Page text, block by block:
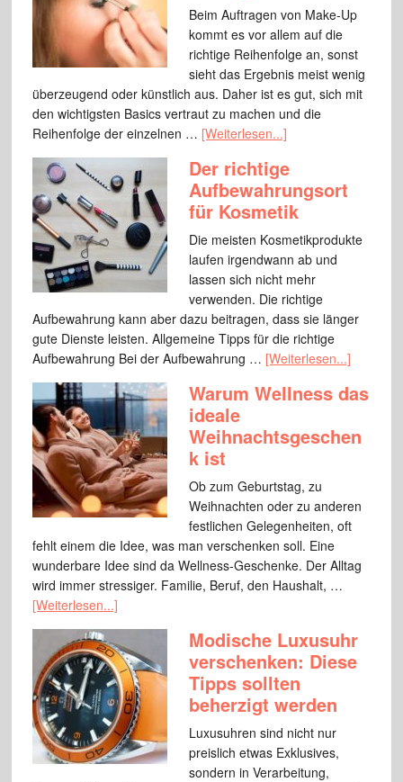
Beim Auftragen von Make-Up
kommt es vor allem auf die
richtige Reihenfolge an, sonst
sieht das Ergebnis meist wenig
überzeugend oder künstlich aus. Daher ist es gut, sich mit
den wichtigsten Basics vertraut zu machen und die
Reihenfolge der einzelnen … [Weiterlesen...]
Der richtige
Aufbewahrungsort
für Kosmetik
Die meisten Kosmetikprodukte
laufen irgendwann ab und
lassen sich nicht mehr
verwenden. Die richtige
Aufbewahrung kann aber dazu beitragen, dass sie länger
gute Dienste leisten. Allgemeine Tipps für die richtige
Aufbewahrung Bei der Aufbewahrung … [Weiterlesen...]
Warum Wellness das
ideale
Weihnachtsgeschen
k ist
Ob zum Geburtstag, zu
Weihnachten oder zu anderen
festlichen Gelegenheiten, oft
fehlt einem die Idee, was man verschenken soll. Eine
wunderbare Idee sind da Wellness-Geschenke. Der Alltag
wird immer stressiger. Familie, Beruf, den Haushalt, …
[Weiterlesen...]
Modische Luxusuhr
verschenken: Diese
Tipps sollten
beherzigt werden
Luxusuhren sind nicht nur
preislich etwas Exklusives,
sondern in Verarbeitung,